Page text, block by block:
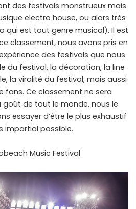
des festivals monstrueux mais
electro house, ou alors très
qui est tout genre musical). Il est
classement, nous avons pris en
des festivals que nous
du festival, la décoration, la line
la viralité du festival, mais aussi
fans. Ce classement ne sera
de tout le monde, nous le
essayer d’être le plus exhaustif
impartial possible.
Music Festival